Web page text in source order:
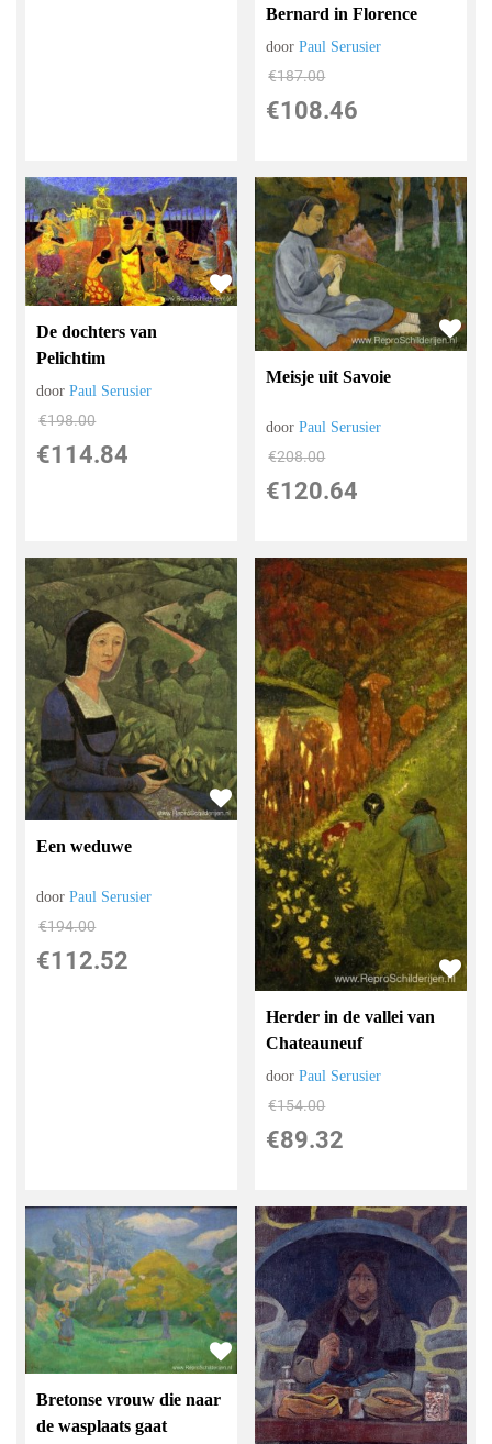
Bernard in Florence
doorPaul Serusier
€187.00
€108.46
De dochters van
Pelichtim
doorPaul Serusier
€198.00
€114.84
Meisje uit Savoie
doorPaul Serusier
€208.00
€120.64
Een weduwe
doorPaul Serusier
€194.00
€112.52
Herder in de vallei van
Chateauneuf
doorPaul Serusier
€154.00
€89.32
Bretonse vrouw die naar
de wasplaats gaat